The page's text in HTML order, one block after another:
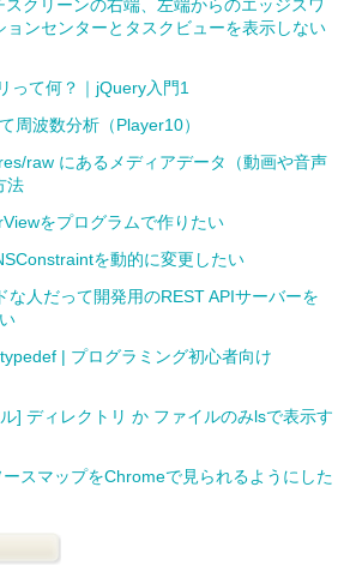
スクリーンの右端、左端からのエッジスワ
ョンセンターとタスクビューを表示しない
って何？｜jQuery入門1
周波数分析（Player10）
raw にあるメディアデータ（動画や音声
法
をプログラムで作りたい
を動的に変更したい
な人だって開発用のREST APIサーバーを
| プログラミング初心者向け
] ディレクトリ か ファイルのみlsで表示す
スマップをChromeで見られるようにした